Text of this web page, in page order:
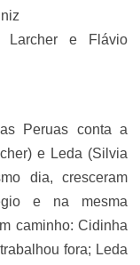
Larcher e Flávio
Peruas conta a
e Leda (Silvia
dia, cresceram
e na mesma
caminho: Cidinha
fora; Leda